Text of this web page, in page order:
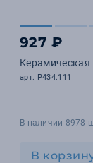
927 ₽
Керамическая
арт. P434.111
В наличии 8978
В